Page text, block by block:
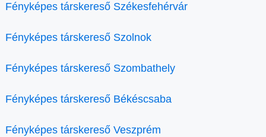
Fényképes társkereső Székesfehérvár
Fényképes társkereső Szolnok
Fényképes társkereső Szombathely
Fényképes társkereső Békéscsaba
Fényképes társkereső Veszprém